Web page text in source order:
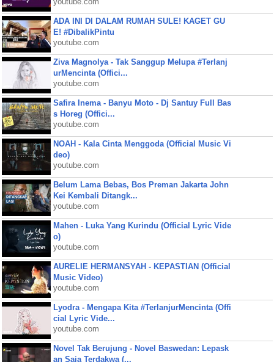
youtube.com
ADA INI DI DALAM RUMAH SULE! KAGET GU
E! #DibalikPintu
youtube.com
Ziva Magnolya - Tak Sanggup Melupa #Terlanj
urMencinta (Offici...
youtube.com
Safira Inema - Banyu Moto - Dj Santuy Full Bas
s Horeg (Offici...
youtube.com
NOAH - Kala Cinta Menggoda (Official Music Vi
deo)
youtube.com
Belum Lama Bebas, Bos Preman Jakarta John
Kei Kembali Ditangk...
youtube.com
Mahen - Luka Yang Kurindu (Official Lyric Vide
o)
youtube.com
AURELIE HERMANSYAH - KEPASTIAN (Official
Music Video)
youtube.com
Lyodra - Mengapa Kita #TerlanjurMencinta (Offi
cial Lyric Vide...
youtube.com
Novel Tak Berujung - Novel Baswedan: Lepask
an Saja Terdakwa (...